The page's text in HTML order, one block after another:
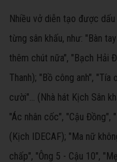
Nhiều vở diễn tạo được
từng sân khấu, như: "Bàn
thêm chút nữa", "Bạch Hải
Thanh); "Bồ công anh",
cười"… (Nhà hát Kịch Sân
"Ác nhân cốc", "Cậu
(Kịch IDECAF); "Ma nữ
chấp", "Ông 5 - Cậu 10",